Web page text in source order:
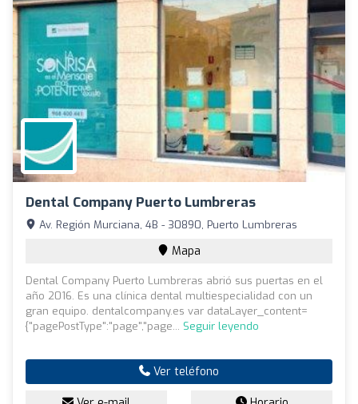
Dental Company Puerto Lumbreras
Av. Región Murciana, 4B - 30890, Puerto Lumbreras
Mapa
Dental Company Puerto Lumbreras abrió sus puertas en el
año 2016. Es una clínica dental multiespecialidad con un
gran equipo. dentalcompany.es var dataLayer_content=
{"pagePostType":"page","page... Seguir leyendo
Ver teléfono